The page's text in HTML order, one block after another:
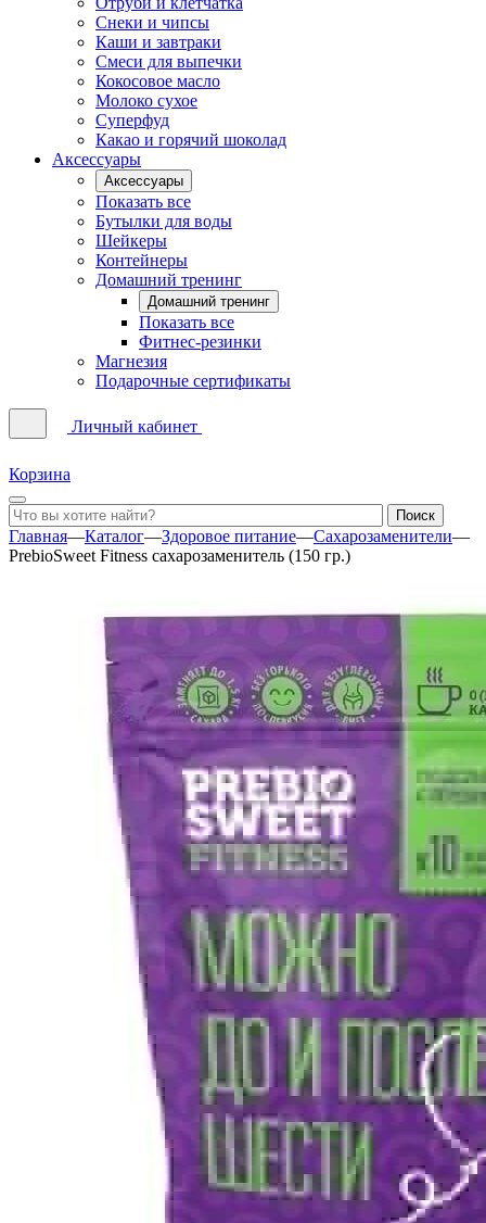
Снеки и чипсы
Каши и завтраки
Смеси для выпечки
Кокосовое масло
Молоко сухое
Суперфуд
Какао и горячий шоколад
Аксессуары
Аксессуары
Показать все
Бутылки для воды
Шейкеры
Контейнеры
Домашний тренинг
Домашний тренинг
Показать все
Фитнес-резинки
Магнезия
Подарочные сертификаты
Личный кабинет
Корзина
Главная—Каталог—Здоровое питание—Сахарозаменители—
PrebioSweet Fitness сахарозаменитель (150 гр.)